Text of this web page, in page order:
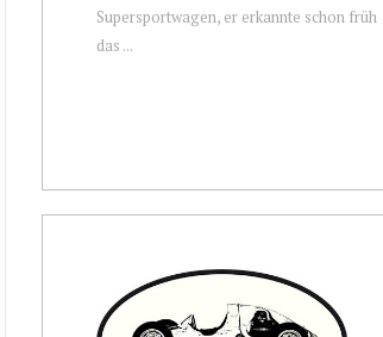
Supersportwagen, er erkannte schon früh
das ...